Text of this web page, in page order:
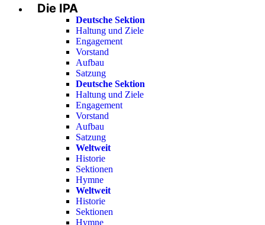
Menu
Die IPA
Deutsche Sektion
Haltung und Ziele
Engagement
Vorstand
Aufbau
Satzung
Deutsche Sektion
Haltung und Ziele
Engagement
Vorstand
Aufbau
Satzung
Weltweit
Historie
Sektionen
Hymne
Weltweit
Historie
Sektionen
Hymne